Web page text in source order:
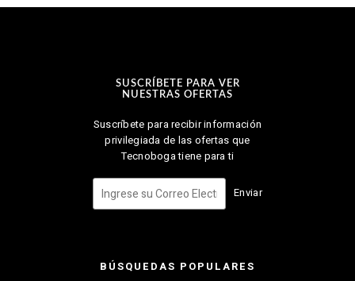
SUSCRÍBETE PARA VER
NUESTRAS OFERTAS
Suscríbete para recibir información
privilegiada de las ofertas que
Tecnoboga tiene para ti
Enviar
BÚSQUEDAS POPULARES